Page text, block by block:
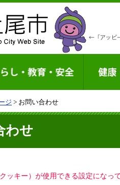
ジ > お問い合わせ
わせ
ッキー）が使用できる設定にな